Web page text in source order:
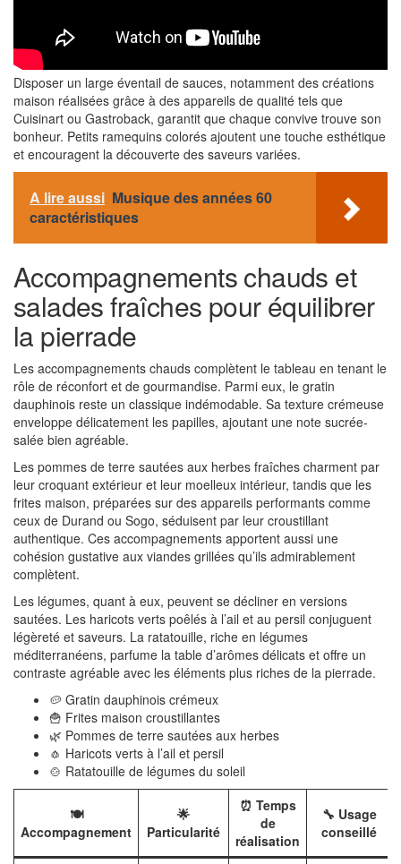
Disposer un large éventail de sauces, notamment des créations
maison réalisées grâce à des appareils de qualité tels que
Cuisinart ou Gastroback, garantit que chaque convive trouve son
bonheur. Petits ramequins colorés ajoutent une touche esthétique
et encouragent la découverte des saveurs variées.
A lire aussi Musique des années 60
caractéristiques
Accompagnements chauds et
salades fraîches pour équilibrer
la pierrade
Les accompagnements chauds complètent le tableau en tenant le
rôle de réconfort et de gourmandise. Parmi eux, le gratin
dauphinois reste un classique indémodable. Sa texture crémeuse
enveloppe délicatement les papilles, ajoutant une note sucrée-
salée bien agréable.
Les pommes de terre sautées aux herbes fraîches charment par
leur croquant extérieur et leur moelleux intérieur, tandis que les
frites maison, préparées sur des appareils performants comme
ceux de Durand ou Sogo, séduisent par leur croustillant
authentique. Ces accompagnements apportent aussi une
cohésion gustative aux viandes grillées qu’ils admirablement
complètent.
Les légumes, quant à eux, peuvent se décliner en versions
sautées. Les haricots verts poêlés à l’ail et au persil conjuguent
légèreté et saveurs. La ratatouille, riche en légumes
méditerranéens, parfume la table d’arômes délicats et offre un
contraste agréable avec les éléments plus riches de la pierrade.
🥔 Gratin dauphinois crémeux
🍟 Frites maison croustillantes
🌿 Pommes de terre sautées aux herbes
🧄 Haricots verts à l’ail et persil
🍲 Ratatouille de légumes du soleil
🍽️
Accompagnement
🌟
Particularité
⏰ Temps
de
réalisation
🔧 Usage
conseillé